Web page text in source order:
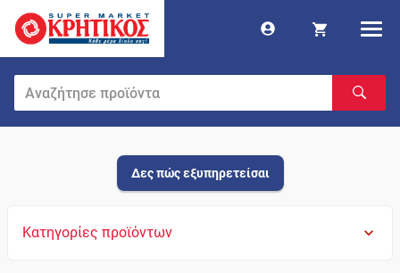
Δες πώς εξυπηρετείσαι
Κατηγορίες προϊόντων